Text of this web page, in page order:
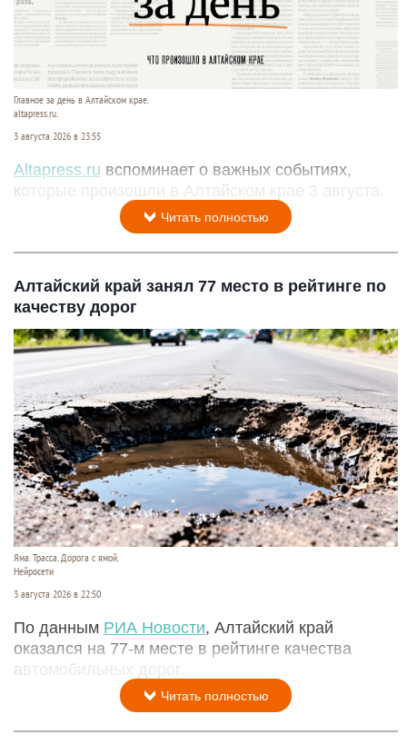
Главное за день в Алтайском крае.
altapress.ru.
3 августа 2026 в 23:55
Altapress.ru вспоминает о важных событиях,
которые произошли в Алтайском крае 3 августа.
Читать полностью
Алтайский край занял 77 место в рейтинге по
качеству дорог
Яма. Трасса. Дорога с ямой.
Нейросети
3 августа 2026 в 22:50
По данным РИА Новости, Алтайский край
оказался на 77-м месте в рейтинге качества
автомобильных дорог.
Читать полностью